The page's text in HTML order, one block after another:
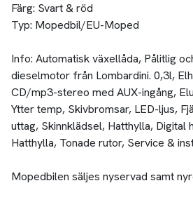
Färg: Svart & röd
Typ: Mopedbil/EU-Moped
Info: Automatisk växellåda, Pålitlig
dieselmotor från Lombardini. 0,3l,
CD/mp3-stereo med AUX-ingång,
Ytter temp, Skivbromsar, LED-ljus,
uttag, Skinnklädsel, Hatthylla, Digital
Hatthylla, Tonade rutor, Service &
Mopedbilen säljes nyservad samt